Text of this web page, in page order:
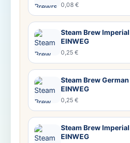
0,08 €
Steam Brew
EINWEG
0,25 €
Steam Brew
EINWEG
0,25 €
Steam Brew
EINWEG